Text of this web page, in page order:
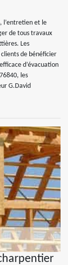
l’entretien et le
de tous travaux
Les
de bénéficier
d’évacuation
les
G.David